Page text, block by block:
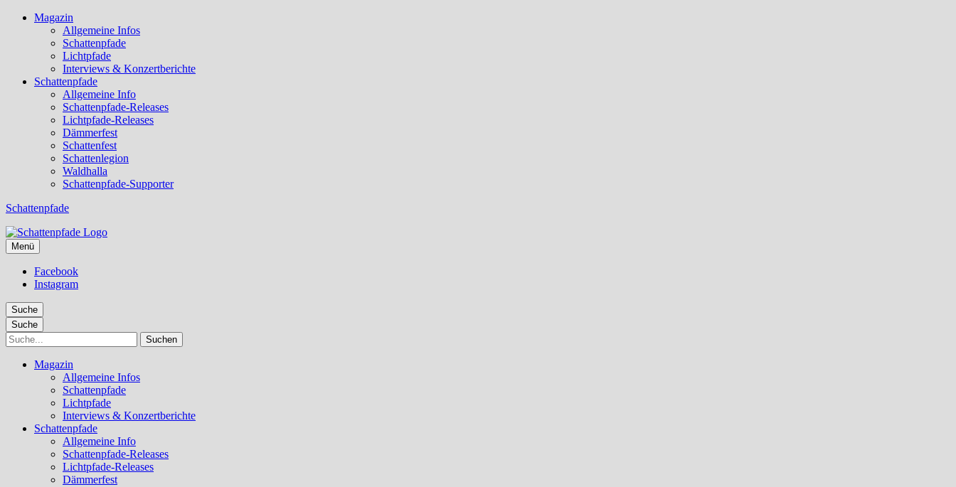
Magazin
Allgemeine Infos
Schattenpfade
Lichtpfade
Interviews & Konzertberichte
Schattenpfade
Allgemeine Info
Schattenpfade-Releases
Lichtpfade-Releases
Dämmerfest
Schattenfest
Schattenlegion
Waldhalla
Schattenpfade-Supporter
Schattenpfade
Menü
Facebook
Instagram
Suche
Suche
Suche
Magazin
Allgemeine Infos
Schattenpfade
Lichtpfade
Interviews & Konzertberichte
Schattenpfade
Allgemeine Info
Schattenpfade-Releases
Lichtpfade-Releases
Dämmerfest